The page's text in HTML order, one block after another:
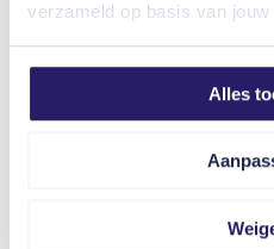
verzameld op basis van
Alles
Als je Oekraïense
dit toegestaan met
ook voor het opvangen
caravan of camper. De